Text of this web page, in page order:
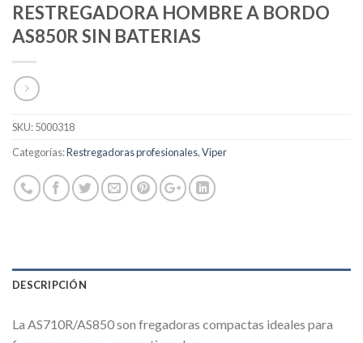
RESTREGADORA HOMBRE A BORDO
AS850R SIN BATERIAS
SKU:5000318
Categorías:Restregadoras profesionales,Viper
DESCRIPCIÓN
La AS710R/AS850 son fregadoras compactas ideales para